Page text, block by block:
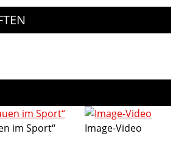
im Sport“ Image-Video